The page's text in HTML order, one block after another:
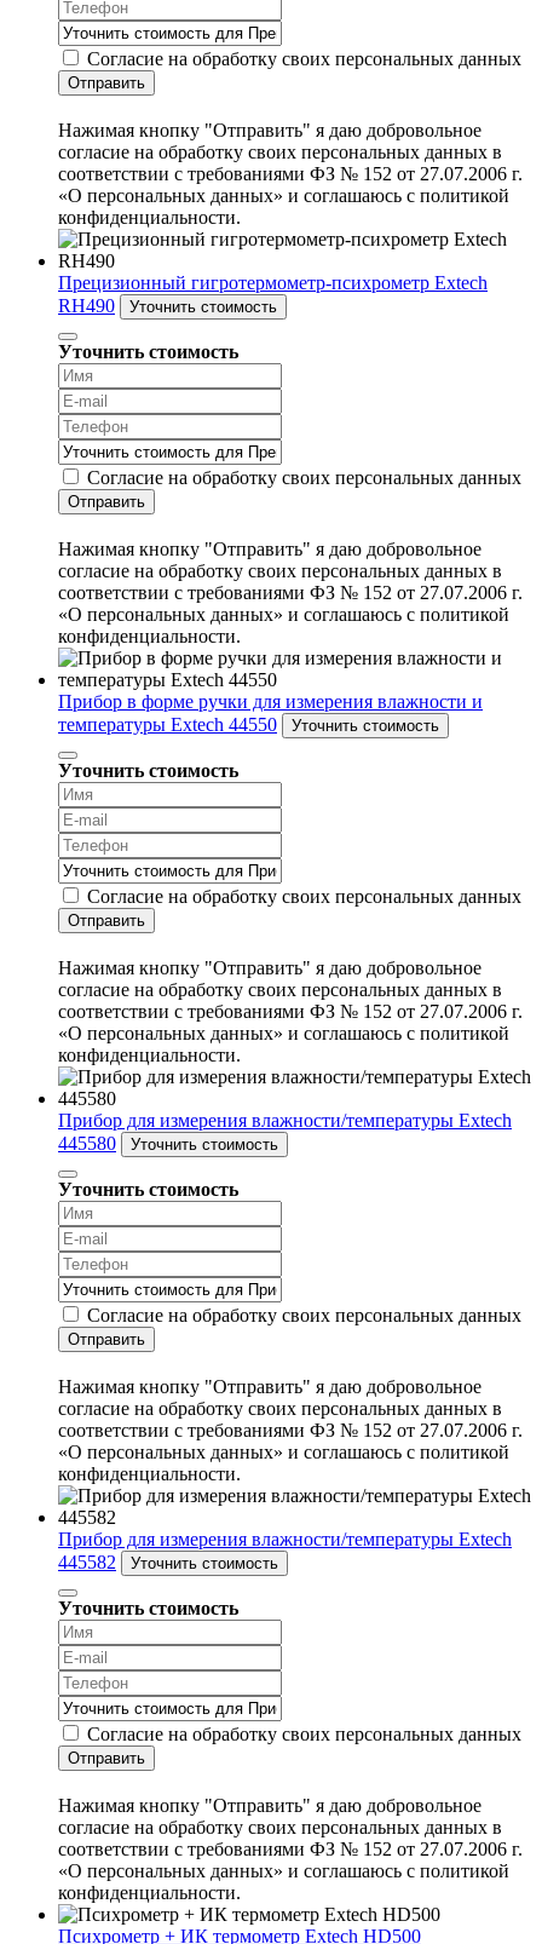
Согласие на обработку своих персональных данных
Отправить
Нажимая кнопку "Отправить" я даю добровольное
согласие на обработку своих персональных данных в
соответствии с требованиями ФЗ № 152 от 27.07.2006 г.
«О персональных данных» и соглашаюсь с политикой
конфиденциальности.
Прецизионный гигротермометр-психрометр Extech
RH490
Уточнить стоимость
Уточнить стоимость
Согласие на обработку своих персональных данных
Отправить
Нажимая кнопку "Отправить" я даю добровольное
согласие на обработку своих персональных данных в
соответствии с требованиями ФЗ № 152 от 27.07.2006 г.
«О персональных данных» и соглашаюсь с политикой
конфиденциальности.
Прибор в форме ручки для измерения влажности и
температуры Extech 44550
Уточнить стоимость
Уточнить стоимость
Согласие на обработку своих персональных данных
Отправить
Нажимая кнопку "Отправить" я даю добровольное
согласие на обработку своих персональных данных в
соответствии с требованиями ФЗ № 152 от 27.07.2006 г.
«О персональных данных» и соглашаюсь с политикой
конфиденциальности.
Прибор для измерения влажности/температуры Extech
445580
Уточнить стоимость
Уточнить стоимость
Согласие на обработку своих персональных данных
Отправить
Нажимая кнопку "Отправить" я даю добровольное
согласие на обработку своих персональных данных в
соответствии с требованиями ФЗ № 152 от 27.07.2006 г.
«О персональных данных» и соглашаюсь с политикой
конфиденциальности.
Прибор для измерения влажности/температуры Extech
445582
Уточнить стоимость
Уточнить стоимость
Согласие на обработку своих персональных данных
Отправить
Нажимая кнопку "Отправить" я даю добровольное
согласие на обработку своих персональных данных в
соответствии с требованиями ФЗ № 152 от 27.07.2006 г.
«О персональных данных» и соглашаюсь с политикой
конфиденциальности.
Психрометр + ИК термометр Extech HD500